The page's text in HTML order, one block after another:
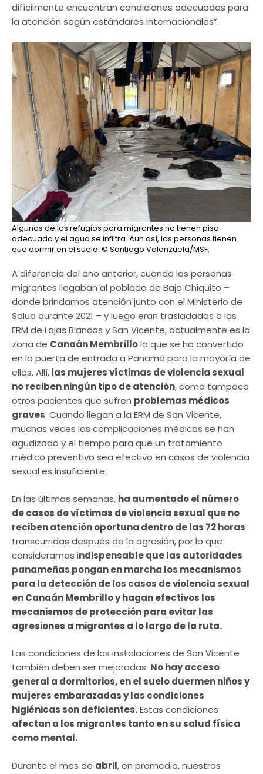
difícilmente encuentran condiciones adecuadas para
la atención según estándares internacionales”.
Algunos de los refugios para migrantes no tienen piso
adecuado y el agua se infiltra. Aun así, las personas tienen
que dormir en el suelo. © Santiago Valenzuela/MSF.
A diferencia del año anterior, cuando las personas
migrantes llegaban al poblado de Bajo Chiquito –
donde brindamos atención junto con el Ministerio de
Salud durante 2021 – y luego eran trasladadas a las
ERM de Lajas Blancas y San Vicente, actualmente es la
zona de Canaán Membrillola que se ha convertido
en la puerta de entrada a Panamá para la mayoría de
ellas. Allí,las mujeres víctimas de violencia sexual
no reciben ningún tipo de atención, como tampoco
otros pacientes que sufren problemas médicos
graves. Cuando llegan a la ERM de San Vicente,
muchas veces las complicaciones médicas se han
agudizado y el tiempo para que un tratamiento
médico preventivo sea efectivo en casos de violencia
sexual es insuficiente.
En las últimas semanas, ha aumentado el número
de casos de víctimas de violencia sexual que no
reciben atención oportuna dentro de las 72 horas
transcurridas después de la agresión, por lo que
consideramos indispensable que las autoridades
panameñas pongan en marcha los mecanismos
para la detección de los casos de violencia sexual
en Canaán Membrillo y hagan efectivos los
mecanismos de protección para evitar las
agresiones a migrantes a lo largo de la ruta.
Las condiciones de las instalaciones de San Vicente
también deben ser mejoradas. No hay acceso
general a dormitorios, en el suelo duermen niños y
mujeres embarazadas y las condiciones
higiénicas son deficientes.Estas condiciones
afectan a los migrantes tanto en su salud física
como mental.
Durante el mes de abril, en promedio, nuestros